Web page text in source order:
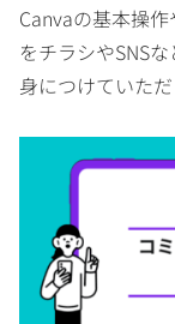
Canvaの基本操
をチラシやSNS
身につけていた